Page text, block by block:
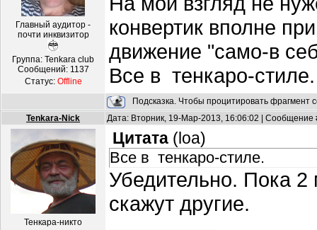
Главный аудитор -
почти инквизитор
Группа: Tenkara club
Сообщений: 1137
Статус: Offline
конвертик вполне
движение "само-в
Все в тенкаро-
Подсказка. Чтобы процитировать фрагмент
Tenkara-Nick
Дата: Вторник, 19-Мар-2013, 16:06:02 | Сообщение
Тенкара-никто
Цитата ( loa)
Все в тенкаро-стиле.
Убедительно. Пока
скажут другие.